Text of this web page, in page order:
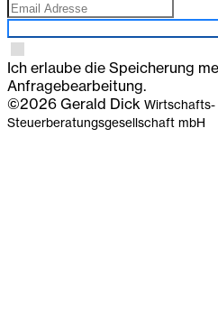
Ich erlaube die Speicherung
Anfragebearbeitung.
©2026 Gerald Dick Wirtschafts-
Steuerberatungsgesellschaft mbH